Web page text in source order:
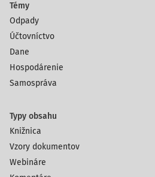
Témy
Odpady
Účtovníctvo
Dane
Hospodárenie
Samospráva
Typy obsahu
Knižnica
Vzory dokumentov
Webináre